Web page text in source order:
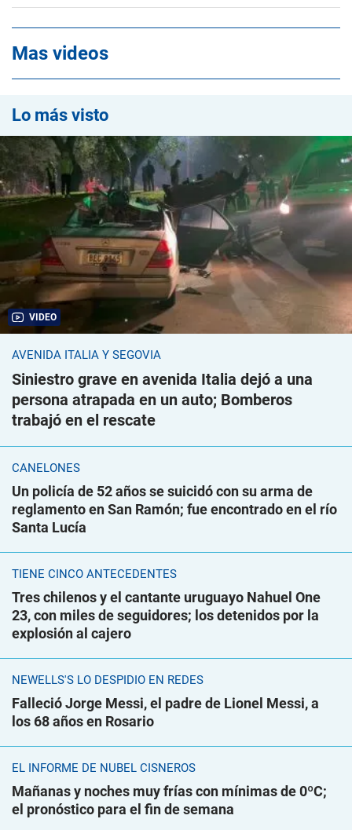
Mas videos
Lo más visto
VIDEO
AVENIDA ITALIA Y SEGOVIA
Siniestro grave en avenida Italia dejó a una
persona atrapada en un auto; Bomberos
trabajó en el rescate
CANELONES
Un policía de 52 años se suicidó con su arma de
reglamento en San Ramón; fue encontrado en el río
Santa Lucía
TIENE CINCO ANTECEDENTES
Tres chilenos y el cantante uruguayo Nahuel One
23, con miles de seguidores; los detenidos por la
explosión al cajero
NEWELLS'S LO DESPIDIÓ EN REDES
Falleció Jorge Messi, el padre de Lionel Messi, a
los 68 años en Rosario
EL INFORME DE NUBEL CISNEROS
Mañanas y noches muy frías con mínimas de 0ºC;
el pronóstico para el fin de semana